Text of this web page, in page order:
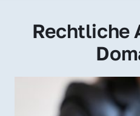
Rechtliche